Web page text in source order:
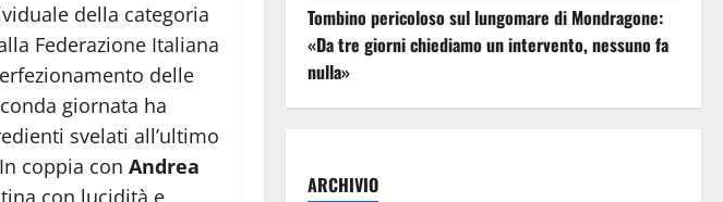
della categoria
Federazione Italiana
delle
giornata ha
svelati all’ultimo
coppia con Andrea
Tombino pericoloso sul lungomare di Mondragone:
«Da tre giorni chiediamo un intervento, nessuno fa
nulla»
ARCHIVIO